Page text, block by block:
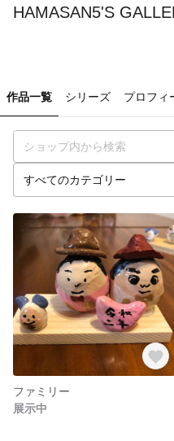
HAMASAN5'S
作品一覧 シリーズ プロフィ
ファミリー
展示中